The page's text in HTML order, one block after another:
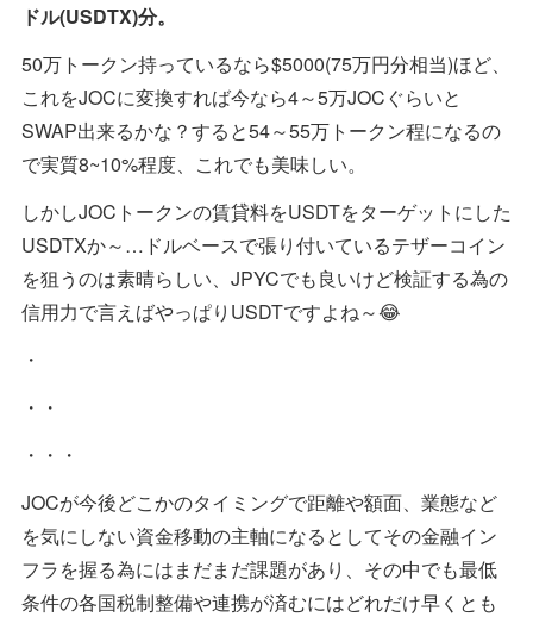
ドル(USDTX)分。
50万トークン持っているなら$5000(75万円分相当)ほど、
これをJOCに変換すれば今なら4～5万JOCぐらいと
SWAP出来るかな？すると54～55万トークン程になるの
で実質8~10%程度、これでも美味しい。
しかしJOCトークンの賃貸料をUSDTをターゲットにした
USDTXか～…ドルベースで張り付いているテザーコイン
を狙うのは素晴らしい、JPYCでも良いけど検証する為の
信用力で言えばやっぱりUSDTですよね～😂
・
・・
・・・
JOCが今後どこかのタイミングで距離や額面、業態など
を気にしない資金移動の主軸になるとしてその金融イン
フラを握る為にはまだまだ課題があり、その中でも最低
条件の各国税制整備や連携が済むにはどれだけ早くとも